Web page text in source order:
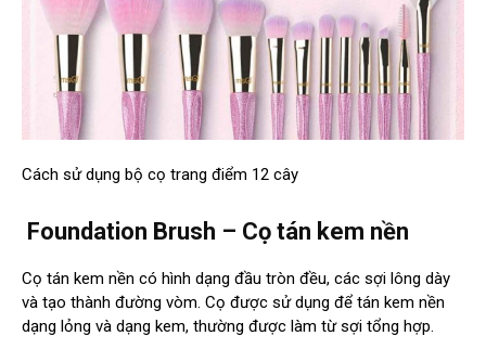
Cách sử dụng bộ cọ trang điểm 12 cây
Foundation Brush – Cọ tán kem nền
Cọ tán kem nền có hình dạng đầu tròn đều, các sợi lông dày
và tạo thành đường vòm. Cọ được sử dụng để tán kem nền
dạng lỏng và dạng kem, thường được làm từ sợi tổng hợp.